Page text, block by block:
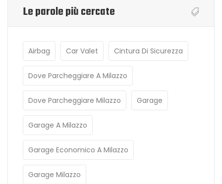
Le parole più cercate
Airbag Car Valet Cintura Di Sicurezza
Dove Parcheggiare A Milazzo
Dove Parcheggiare Milazzo Garage
Garage A Milazzo
Garage Economico A Milazzo
Garage Milazzo